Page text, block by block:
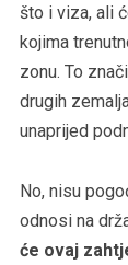
što i viza, ali
kojima
zonu. To
drugih
unaprijed
No, nisu
odnosi na
će ovaj